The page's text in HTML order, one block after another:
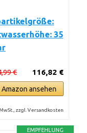
35
116,82 €
€
Amazon ansehen
zzgl. Versandkosten
EMPFEHLUNG